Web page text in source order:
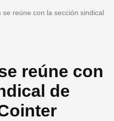
se reúne con la sección sindical
reúne con
de